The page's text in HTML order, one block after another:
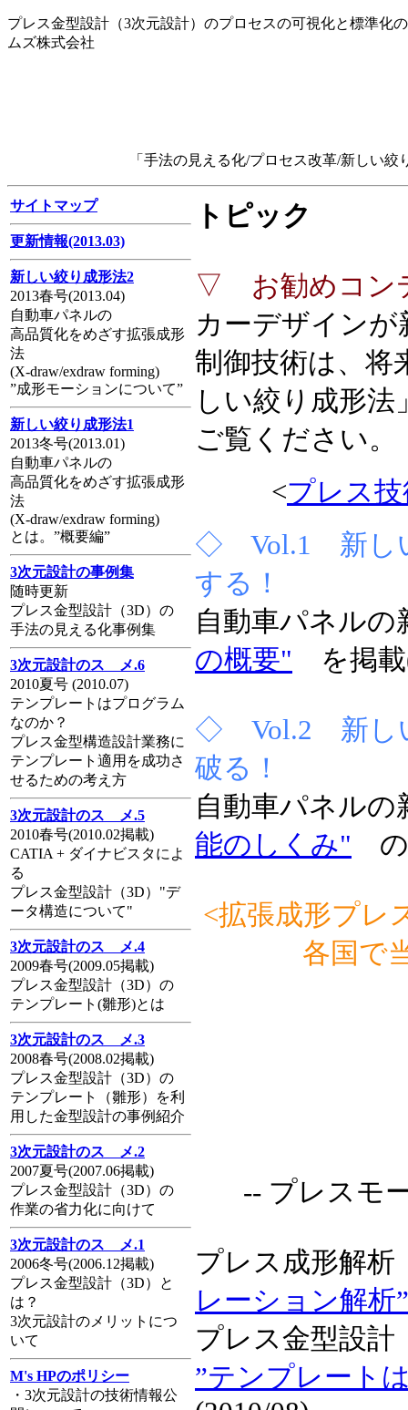
プレス金型設計（3次元設計）のプロセスの可視化と標準化
ムズ株式会社
「手法の見える化/プロセス改革/新しい
サイトマップ
更新情報(2013.03)
新しい絞り成形法2
2013春号(2013.04)
自動車パネルの
高品質化をめざす拡張成形
法
(X-draw/exdraw forming)
”成形モーションについて”
新しい絞り成形法1
2013冬号(2013.01)
自動車パネルの
高品質化をめざす拡張成形
法
(X-draw/exdraw forming)
とは。”概要編”
3次元設計の事例集
随時更新
プレス金型設計（3D）の
手法の見える化事例集
3次元設計のスゝメ.6
2010夏号 (2010.07)
テンプレートはプログラム
なのか？
プレス金型構造設計業務に
テンプレート適用を成功さ
せるための考え方
3次元設計のスゝメ.5
2010春号(2010.02掲載)
CATIA + ダイナビスタによ
る
プレス金型設計（3D）"デ
ータ構造について"
3次元設計のスゝメ.4
2009春号(2009.05掲載)
プレス金型設計（3D）の
テンプレート(雛形)とは
3次元設計のスゝメ.3
2008春号(2008.02掲載)
プレス金型設計（3D）の
テンプレート（雛形）を利
用した金型設計の事例紹介
3次元設計のスゝメ.2
2007夏号(2007.06掲載)
プレス金型設計（3D）の
作業の省力化に向けて
3次元設計のスゝメ.1
2006冬号(2006.12掲載)
プレス金型設計（3D）と
は？
3次元設計のメリットにつ
いて
M's HPのポリシー
・3次元設計の技術情報公
トピック
▽ お勧めコン
カーデザイン
制御技術は、将
しい絞り成形
ご覧ください。
<プレス
◇ Vol.1 新し
する！
自動車パネル
の概要" を掲載
◇ Vol.2 新し
破る！
自動車パネル
能のしくみ" の
<拡張成形プレ
各国で
-- プレスモ
プレス成形解
レーション解析”
プレス金型設
”テンプレート